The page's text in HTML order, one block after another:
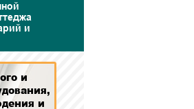
и
и
и